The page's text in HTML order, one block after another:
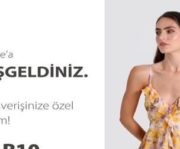
%40 İNDIRIM
YENI ÜRÜN